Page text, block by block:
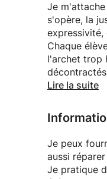
Je
s'opère, la
expressivité,
Chaque
l'archet trop
grands
mélodiques,
jouer avant
toujours le
Certains autres ont
concentrer la stabilité de
de vibrato...
Lire la suite
Je peux
aussi
Je pratique